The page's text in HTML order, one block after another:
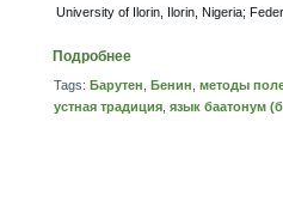
University of Ilorin, Ilorin, Nigeria;
Подробнее
Tags: Барутен Бенин методы
устная традиция язык баатонум